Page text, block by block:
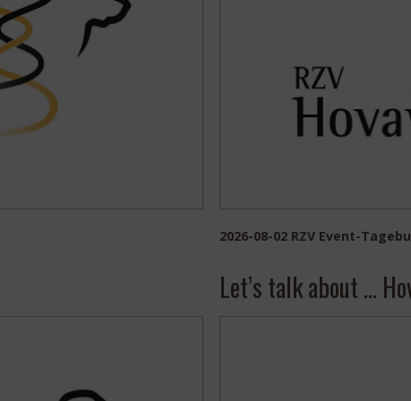
2026-08-02 RZV Event-
Let’s talk about …